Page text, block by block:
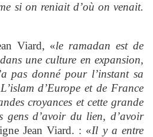
si on reniait d’où on venait.
Viard, «le ramadan est de
une culture en expansion,
pas donné pour l’instant sa
L’islam d’Europe et de France
croyances et cette grande
gens d’avoir du lien, d’avoir
Jean Viard. : «Il y a entre